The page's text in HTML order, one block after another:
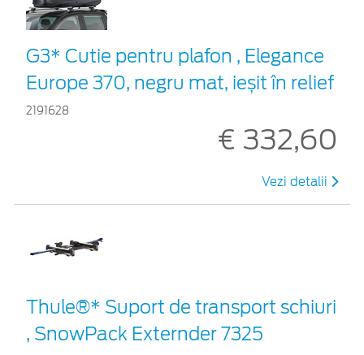
G3* Cutie pentru plafon , Elegance
Europe 370, negru mat, ieșit în relief
2191628
€ 332,60
Vezi detalii
Thule®* Suport de transport schiuri
, SnowPack Externder 7325